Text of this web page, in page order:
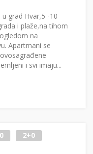
grad Hvar,5 -10
i plaže,na tihom
na
Apartmani se
i svi imaju...
2+0